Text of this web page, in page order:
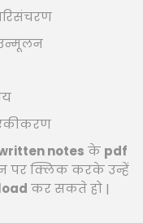
उन्मूलन
notes के pdf
पर क्लिक करके उन्हें
कर सकते हो |